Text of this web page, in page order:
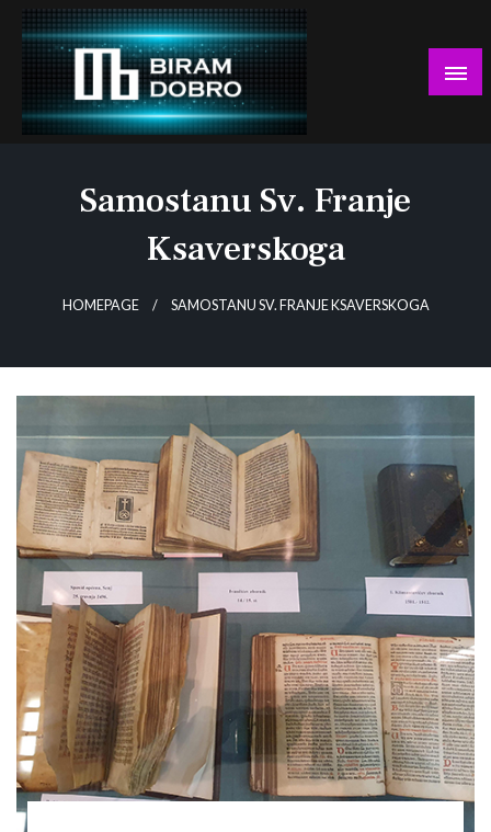
Skip
content
Samostanu Sv. Franje
Ksaverskoga
HOMEPAGE SAMOSTANU SV. FRANJE KSAVERSKOGA